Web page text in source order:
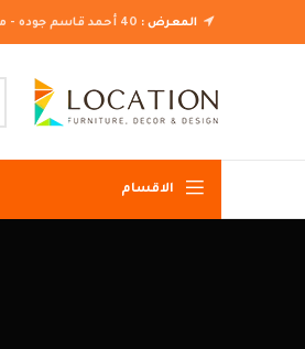
المعرض :
الاقسام